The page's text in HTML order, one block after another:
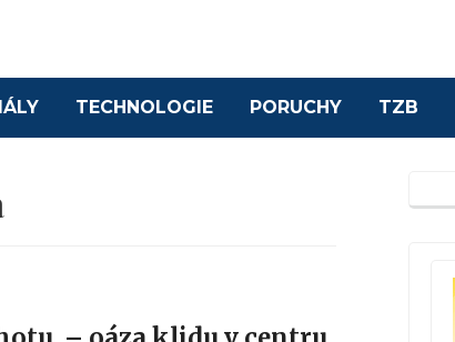
TECHNOLOGIE PORUCHY TZB